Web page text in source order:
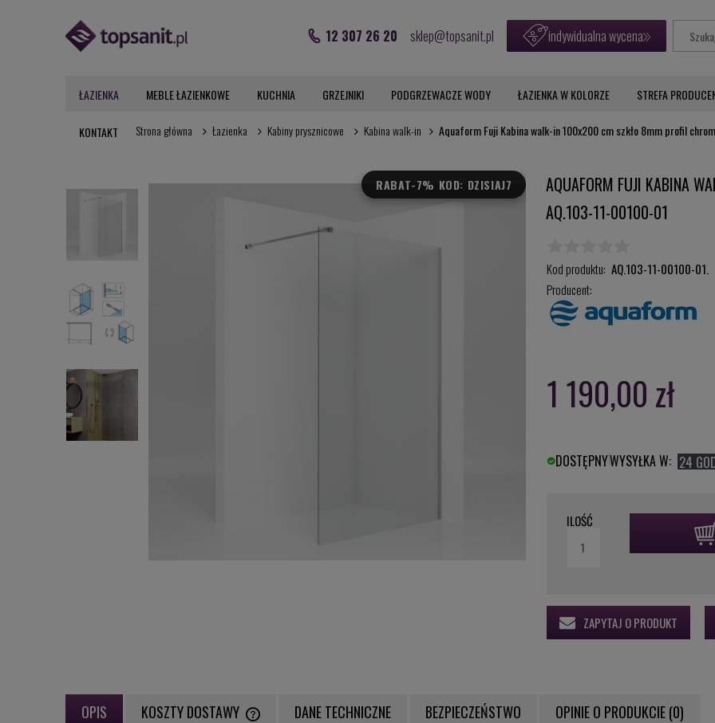
12 307 26 20 sklep@topsanit.pl indywidualna wycena
ŁAZIENKA MEBLE ŁAZIENKOWE KUCHNIA GRZEJNIKI PODGRZEWACZE WODY ŁAZIENKA W KOLORZE STREFA
KONTAKT Strona główna Łazienka Kabiny prysznicowe Kabina walk-in Aquaform Fuji Kabina walk-in 100x200 cm szkło 8mm profil
AQUAFORM FUJI KABINA
AQ.103-11-00100-01
RABAT-7% KOD: DZISIAJ7
Kod produktu: AQ.103-11-00100-01.
Producent:
1 190,00 zł
DOSTĘPNYWYSYŁKA W: 24
ILOŚĆ
ZAPYTAJ O PRODUKT
OPIS KOSZTY DOSTAWY DANE TECHNICZNE BEZPIECZEŃSTWO OPINIE O PRODUKCIE (0)